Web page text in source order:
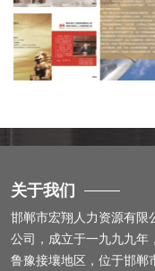
关于我们
邯郸市宏翔人力资源有限
公司，成立于一九九九年
鲁豫接壤地区，位于邯郸